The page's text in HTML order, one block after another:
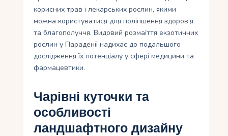
корисних трав і лекарських рослин, якими
можна користуватися для поліпшення здоров’я
та благополуччя. Видовий розмаїття екзотичних
рослин у Параденії надихає до подальшого
дослідження їх потенціалу у сфері медицини та
фармацевтики.
Чарівні куточки та
особливості
ландшафтного дизайну